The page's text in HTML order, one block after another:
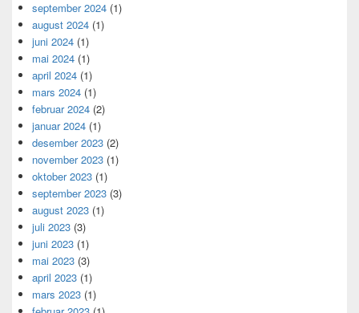
september 2024 (1)
august 2024 (1)
juni 2024 (1)
mai 2024 (1)
april 2024 (1)
mars 2024 (1)
februar 2024 (2)
januar 2024 (1)
desember 2023 (2)
november 2023 (1)
oktober 2023 (1)
september 2023 (3)
august 2023 (1)
juli 2023 (3)
juni 2023 (1)
mai 2023 (3)
april 2023 (1)
mars 2023 (1)